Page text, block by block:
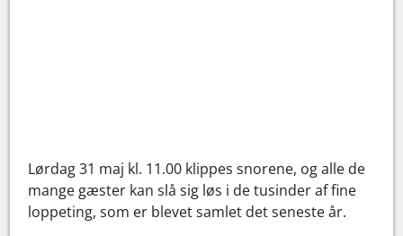
Lørdag 31 maj kl. 11.00 klippes snorene, og alle de
mange gæster kan slå sig løs i de tusinder af fine
loppeting, som er blevet samlet det seneste år.